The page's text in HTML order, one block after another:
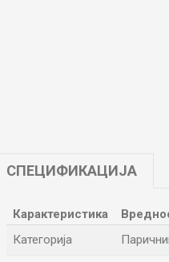
СПЕЦИФИКАЦИЈА
Карактеристика
Категорија